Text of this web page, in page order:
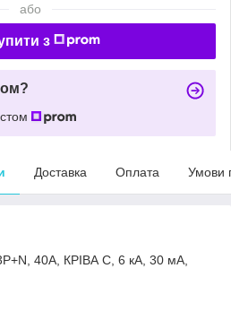
або
з
Доставка Оплата Умови
40A, КРІВА C, 6 кА, 30 мА,